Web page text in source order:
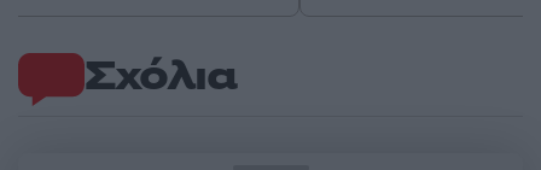
Σχόλια